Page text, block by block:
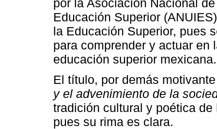
por la Asociación Nacional
Educación Superior
la Educación Superior, pues
para comprender y actuar
educación superior mexicana.
El título, por demás
y el advenimiento de la
tradición cultural y poética
pues su rima es clara.